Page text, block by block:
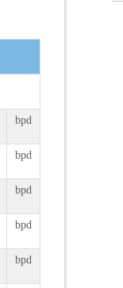
bpd
bpd
bpd
bpd
bpd